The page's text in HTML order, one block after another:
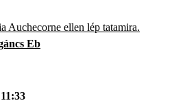
Auchecorne ellen lép tatamira.
Eb